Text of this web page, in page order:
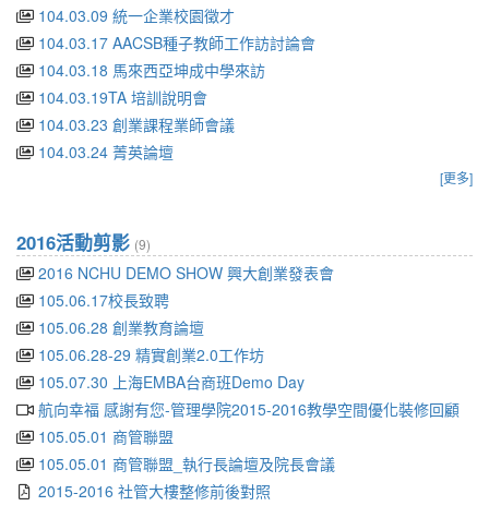
104.03.09 統一企業校園徵才
104.03.17 AACSB種子教師工作訪討論會
104.03.18 馬來西亞坤成中學來訪
104.03.19TA 培訓說明會
104.03.23 創業課程業師會議
104.03.24 菁英論壇
[更多]
2016活動剪影 (9)
2016 NCHU DEMO SHOW 興大創業發表會
105.06.17校長致聘
105.06.28 創業教育論壇
105.06.28-29 精實創業2.0工作坊
105.07.30 上海EMBA台商班Demo Day
航向幸福 感謝有您-管理學院2015-2016教學空間優化裝修回顧
105.05.01 商管聯盟
105.05.01 商管聯盟_執行長論壇及院長會議
2015-2016 社管大樓整修前後對照